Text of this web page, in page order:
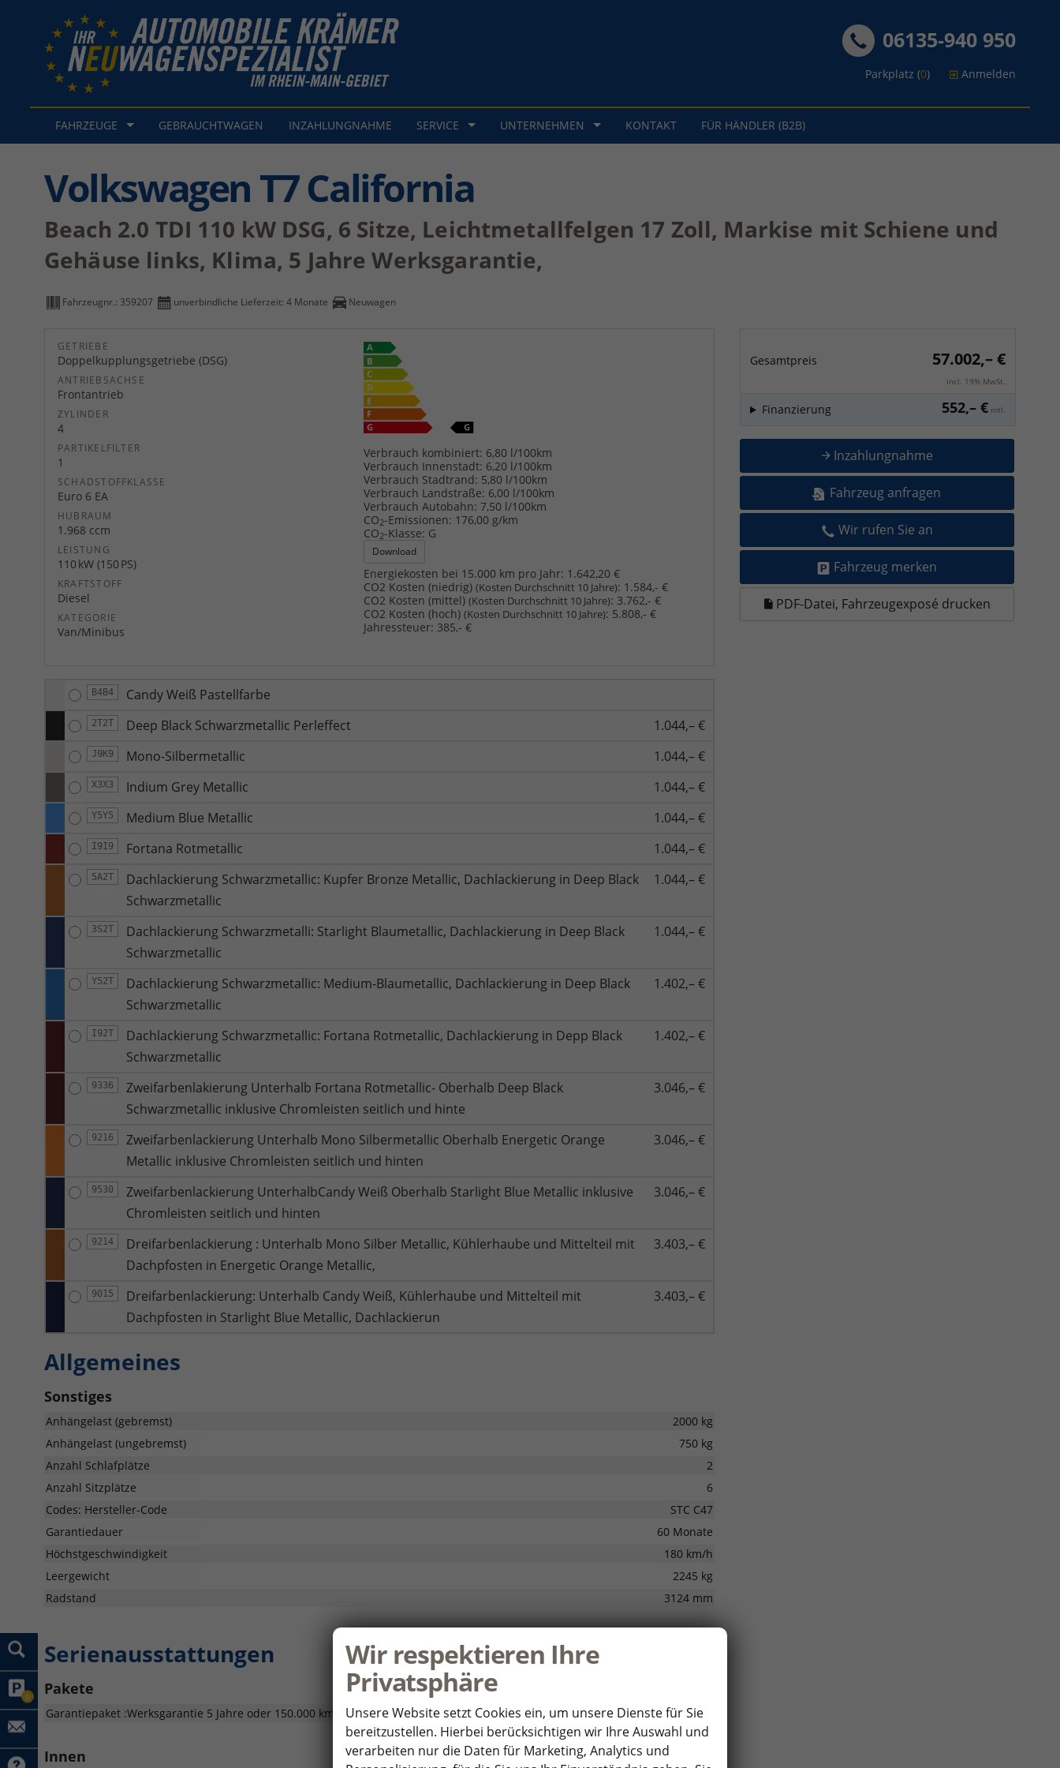
0
06135-940 950
Parkplatz (0) Anmelden
FAHRZEUGE GEBRAUCHTWAGEN INZAHLUNGNAHME SERVICE UNTERNEHMEN KONTAKT FÜR HÄNDLER (B2B)
Volkswagen T7 California
Beach 2.0 TDI 110 kW DSG, 6 Sitze, Leichtmetallfelgen 17 Zoll, Markise mit Schiene und
Gehäuse links, Klima, 5 Jahre Werksgarantie,
Fahrzeugnr.: 359207 unverbindliche Lieferzeit: 4 Monate Neuwagen
Gesamtpreis 57.002,– €
incl. 19% MwSt.
552,– € mtl.
Finanzierung
Inzahlungnahme
Fahrzeug anfragen
Wir rufen Sie an
Fahrzeug merken
PDF-Datei, Fahrzeugexposé drucken
GETRIEBE
Doppelkupplungsgetriebe (DSG)
ANTRIEBSACHSE
Frontantrieb
ZYLINDER
4
PARTIKELFILTER
1
SCHADSTOFFKLASSE
Euro 6 EA
HUBRAUM
1.968 ccm
LEISTUNG
110 kW (150 PS)
KRAFTSTOFF
Diesel
KATEGORIE
Van/Minibus
Verbrauch kombiniert: 6,80 l/100km
Verbrauch Innenstadt: 6,20 l/100km
Verbrauch Stadtrand: 5,80 l/100km
Verbrauch Landstraße: 6,00 l/100km
Verbrauch Autobahn: 7,50 l/100km
CO2-Emissionen: 176,00 g/km
CO2-Klasse: G
Download
Energiekosten bei 15.000 km pro Jahr: 1.642,20 €
CO2 Kosten (niedrig) (Kosten Durchschnitt 10 Jahre): 1.584,- €
CO2 Kosten (mittel) (Kosten Durchschnitt 10 Jahre): 3.762,- €
CO2 Kosten (hoch) (Kosten Durchschnitt 10 Jahre): 5.808,- €
Jahressteuer: 385,- €
B4B4 Candy Weiß Pastellfarbe
2T2T Deep Black Schwarzmetallic Perleffect 1.044,– €
J9K9 Mono-Silbermetallic 1.044,– €
X3X3 Indium Grey Metallic 1.044,– €
Y5Y5 Medium Blue Metallic 1.044,– €
I9I9 Fortana Rotmetallic 1.044,– €
5A2T
Dachlackierung Schwarzmetallic: Kupfer Bronze Metallic, Dachlackierung in Deep Black
Schwarzmetallic
1.044,– €
3S2T
Dachlackierung Schwarzmetalli: Starlight Blaumetallic, Dachlackierung in Deep Black
Schwarzmetallic
1.044,– €
Y52T
Dachlackierung Schwarzmetallic: Medium-Blaumetallic, Dachlackierung in Deep Black
Schwarzmetallic
1.402,– €
I92T
Dachlackierung Schwarzmetallic: Fortana Rotmetallic, Dachlackierung in Depp Black
Schwarzmetallic
1.402,– €
9336
Zweifarbenlakierung Unterhalb Fortana Rotmetallic- Oberhalb Deep Black
Schwarzmetallic inklusive Chromleisten seitlich und hinte
3.046,– €
9216
Zweifarbenlackierung Unterhalb Mono Silbermetallic Oberhalb Energetic Orange
Metallic inklusive Chromleisten seitlich und hinten
3.046,– €
9530
Zweifarbenlackierung UnterhalbCandy Weiß Oberhalb Starlight Blue Metallic inklusive
Chromleisten seitlich und hinten
3.046,– €
9214
Dreifarbenlackierung : Unterhalb Mono Silber Metallic, Kühlerhaube und Mittelteil mit
Dachpfosten in Energetic Orange Metallic,
3.403,– €
9015
Dreifarbenlackierung: Unterhalb Candy Weiß, Kühlerhaube und Mittelteil mit
Dachpfosten in Starlight Blue Metallic, Dachlackierun
3.403,– €
Allgemeines
Sonstiges
Anhängelast (gebremst)
2000 kg
Anhängelast (ungebremst)
750 kg
Anzahl Schlafplätze
2
Anzahl Sitzplätze
6
Codes: Hersteller-Code
STC C47
Garantiedauer
60 Monate
Höchstgeschwindigkeit
180 km/h
Leergewicht
2245 kg
Radstand
3124 mm
Serienausstattungen
Pakete
Garantiepaket :Werksgarantie 5 Jahre oder 150.000 km Fahrleistung vorhanden
Innen
Wir respektieren Ihre
Privatsphäre
Unsere Website setzt Cookies ein, um unsere Dienste für Sie
bereitzustellen. Hierbei berücksichtigen wir Ihre Auswahl und
verarbeiten nur die Daten für Marketing, Analytics und